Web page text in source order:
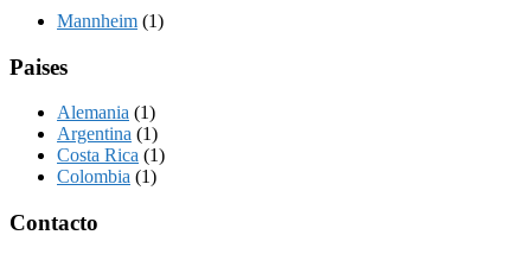
Mannheim (1)
Paises
Alemania (1)
Argentina (1)
Costa Rica (1)
Colombia (1)
Footer
Contacto